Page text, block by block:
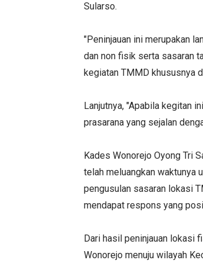
Sularso.
"Peninjauan ini merupakan
dan non fisik serta sasaran
kegiatan TMMD khususnya
Lanjutnya, "Apabila kegitan
prasarana yang sejalan
Kades Wonorejo Oyong Tri
telah meluangkan waktunya
pengusulan sasaran lokasi
mendapat respons yang
Dari hasil peninjauan lokasi
Wonorejo menuju wilayah